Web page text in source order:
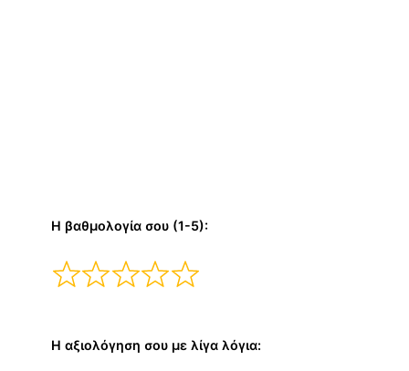
Η βαθμολογία σου (1-5):
Η αξιολόγηση σου με λίγα λόγια: